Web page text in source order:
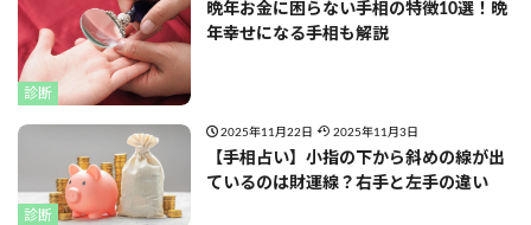
診断
晩年お金に困らない手相の特徴10選！晩
年幸せになる手相も解説
診断
2025年11月22日 2025年11月3日
【手相占い】小指の下から斜めの線が出
ているのは財運線？右手と左手の違い